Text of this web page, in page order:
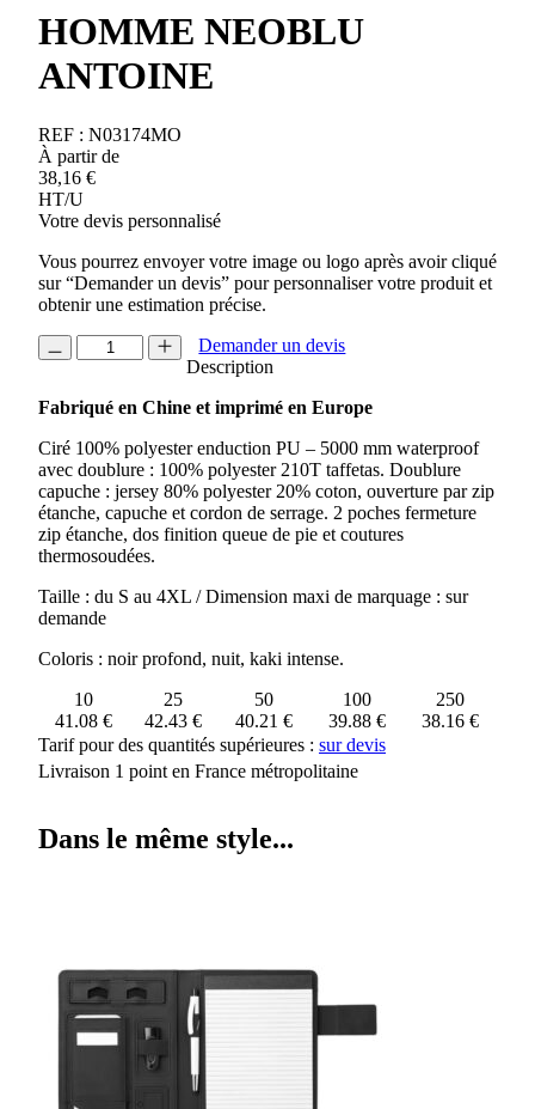
HOMME NEOBLU
ANTOINE
REF : N03174MO
À partir de
38,16 €
HT/U
Votre devis personnalisé
Vous pourrez envoyer votre image ou logo après avoir cliqué
sur “Demander un devis” pour personnaliser votre produit et
obtenir une estimation précise.
quantité
de
WATERPROOF
NEOBLU
ANTOINE
Demander un devis
Description
Fabriqué en Chine et imprimé en Europe
Ciré 100% polyester enduction PU – 5000 mm waterproof
avec doublure : 100% polyester 210T taffetas. Doublure
capuche : jersey 80% polyester 20% coton, ouverture par zip
étanche, capuche et cordon de serrage. 2 poches fermeture
zip étanche, dos finition queue de pie et coutures
thermosoudées.
Taille : du S au 4XL / Dimension maxi de marquage : sur
demande
Coloris : noir profond, nuit, kaki intense.
10
25 50 100
250
41.08 €
42.43 € 40.21 € 39.88 €
38.16 €
Tarif pour des quantités supérieures : sur devis
Livraison 1 point en France métropolitaine
Dans le même style...